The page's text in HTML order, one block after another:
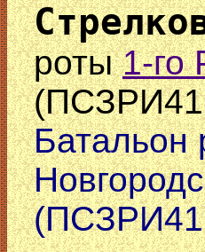
роты1-го
Батальон